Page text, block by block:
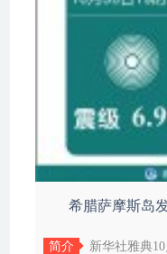
希腊萨摩斯岛
简介
新华社雅典